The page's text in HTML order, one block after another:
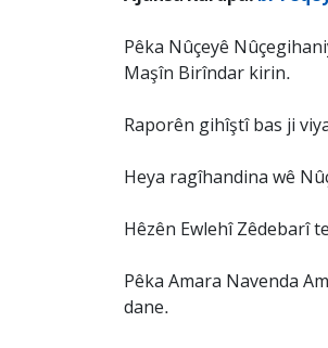
Pêka Nûçeyê
Maşîn Birîndar kirin.
Raporên gihîştî bas ji
Heya ragîhandina wê
Hêzên Ewlehî Zêdebarî
Pêka Amara Navenda
dane.